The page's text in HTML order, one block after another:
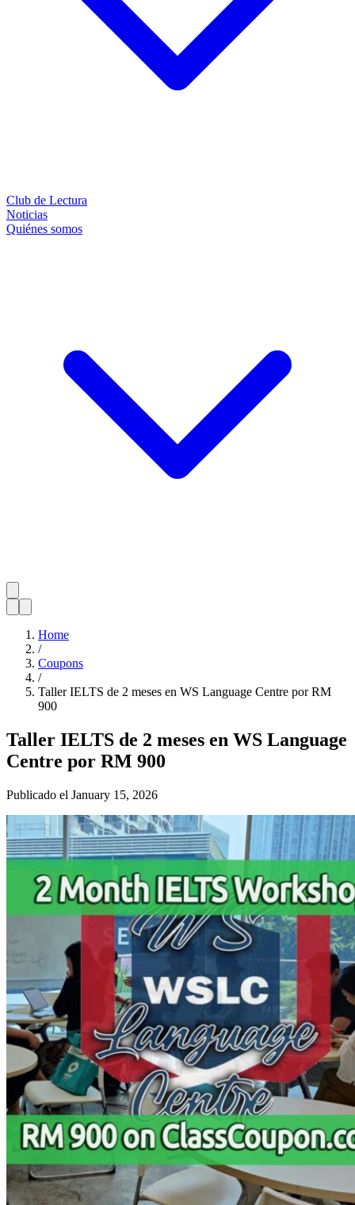
Club de Lectura
Noticias
Quiénes somos
Home
/
Coupons
/
Taller IELTS de 2 meses en WS Language Centre por RM
900
Taller IELTS de 2 meses en WS Language
Centre por RM 900
Publicado el January 15, 2026